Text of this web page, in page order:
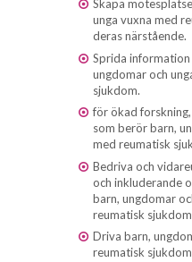
Skapa
unga vuxna med
deras närstående.
Sprida information
ungdomar och
sjukdom.
för ökad
som berör barn,
med reumatisk
Bedriva och
och inkluderande
barn, ungdomar
reumatisk sjukdom
Driva barn,
reumatisk